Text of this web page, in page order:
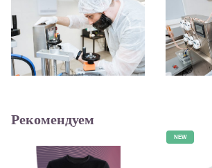
Рекомендуем
NEW